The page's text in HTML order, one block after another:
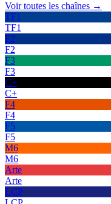
Voir toutes les chaînes →
TF1
TF1
F2
F2
F3
F3
C+
C+
F4
F4
F5
F5
M6
M6
Arte
Arte
LCP